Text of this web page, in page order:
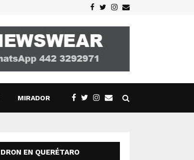
Facebook
TwitterInstagram
Email
MIRADOR
DRON EN QUERÉTARO